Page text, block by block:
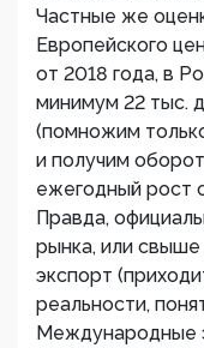
Частные же
Европейского
от 2018 года, в
минимум 22 тыс.
(помножим
и получим
ежегодный рост
Правда,
рынка, или
экспорт
реальности,
Международные